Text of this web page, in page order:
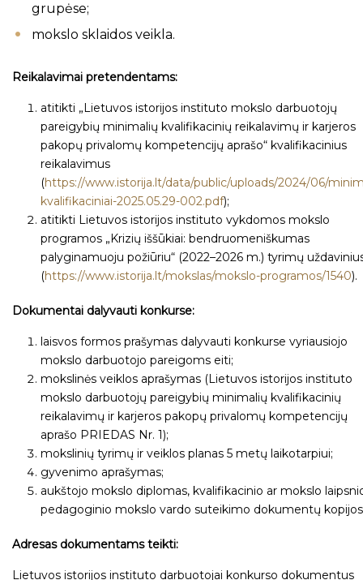
grupėse;
mokslo sklaidos veikla.
Reikalavimai pretendentams:
atitikti „Lietuvos istorijos instituto mokslo darbuotojų
pareigybių minimalių kvalifikacinių reikalavimų ir karjeros
pakopų privalomų kompetencijų aprašo“ kvalifikacinius
reikalavimus
(https://www.istorija.lt/data/public/uploads/2024/06/
kvalifikaciniai-2025.05.29-002.pdf);
atitikti Lietuvos istorijos instituto vykdomos mokslo
programos „Krizių iššūkiai: bendruomeniškumas
palyginamuoju požiūriu“ (2022–2026 m.) tyrimų
(https://www.istorija.lt/mokslas/mokslo-programos/1540).
Dokumentai dalyvauti konkurse:
laisvos formos prašymas dalyvauti konkurse vyriausiojo
mokslo darbuotojo pareigoms eiti;
mokslinės veiklos aprašymas (Lietuvos istorijos instituto
mokslo darbuotojų pareigybių minimalių kvalifikacinių
reikalavimų ir karjeros pakopų privalomų kompetencijų
aprašo PRIEDAS Nr. 1);
mokslinių tyrimų ir veiklos planas 5 metų laikotarpiui;
gyvenimo aprašymas;
aukštojo mokslo diplomas, kvalifikacinio ar mokslo
pedagoginio mokslo vardo suteikimo dokumentų
Adresas dokumentams teikti:
Lietuvos istorijos instituto darbuotojai konkurso dokumentus